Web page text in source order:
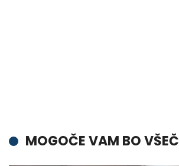
MOGOČE VAM BO VŠEČ